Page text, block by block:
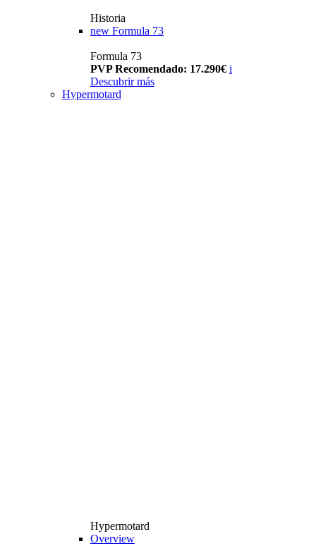
Historia
new Formula 73
Formula 73
PVP Recomendado: 17.290€ i
Descubrir más
Hypermotard
Hypermotard
Overview